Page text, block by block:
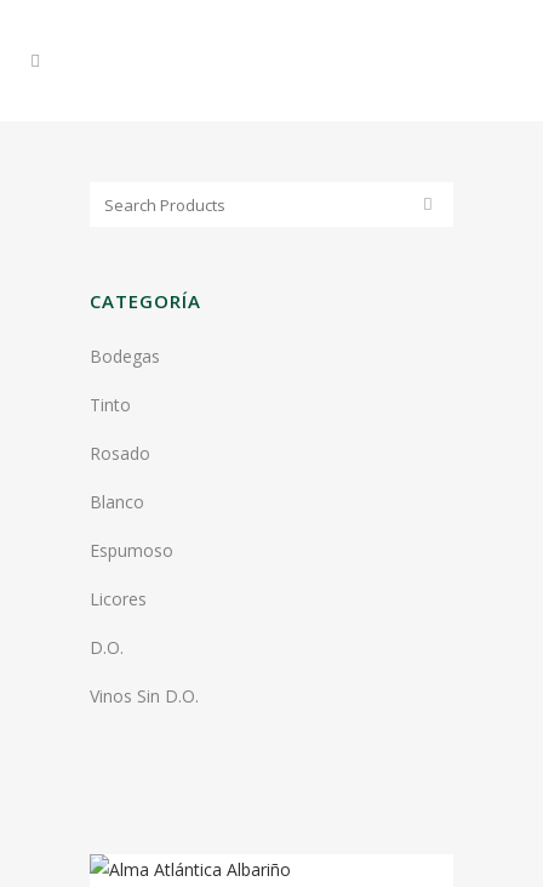
CATEGORÍA
Bodegas
Tinto
Rosado
Blanco
Espumoso
Licores
D.O.
Vinos Sin D.O.